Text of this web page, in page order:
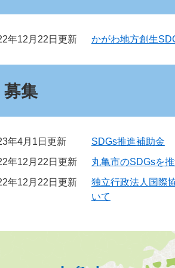
年12月22日更新 かがわ地方創生
募集
年4月1日更新
SDGs推進補助金
年12月22日更新
丸亀市のSDGsを
年12月22日更新
独立行政法人国際
いて